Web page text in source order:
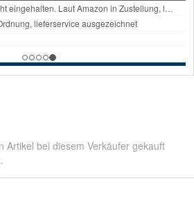
Artikel bei diesem Verkäufer gekauft